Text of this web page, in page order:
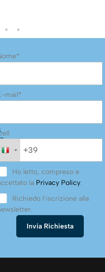
mail*
Ho letto, compreso e
la Privacy Policy.
Richiedo l’iscrizione alla